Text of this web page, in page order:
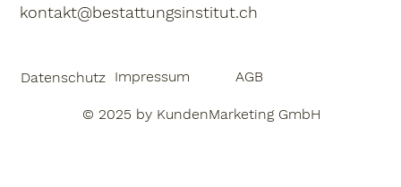
kontakt@bestattungsinstitut.ch
Datenschutz Impressum AGB
© 2025 by KundenMarketing GmbH